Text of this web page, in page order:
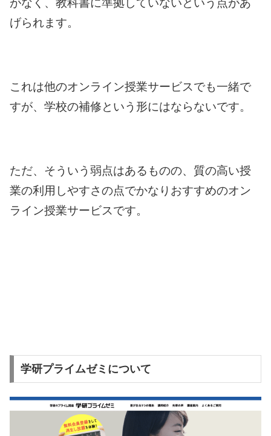
がなく、教科書に準拠していないという点があ
げられます。
これは他のオンライン授業サービスでも一緒で
すが、学校の補修という形にはならないです。
ただ、そういう弱点はあるものの、質の高い授
業の利用しやすさの点でかなりおすすめのオン
ライン授業サービスです。
学研プライムゼミについて